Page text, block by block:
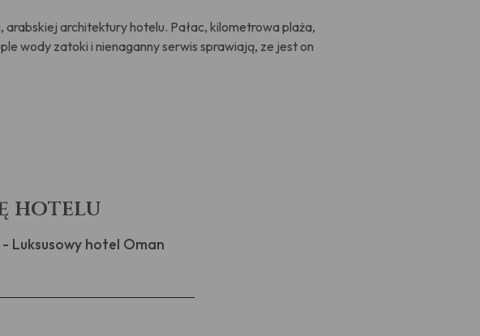
architektury hotelu. Pałac, kilometrowa plaża,
wody zatoki i nienaganny serwis sprawiają, ze jest on
hotelu
Luksusowy hotel Oman